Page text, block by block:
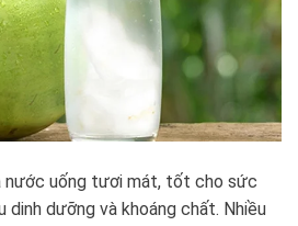
nước uống tươi mát, tốt cho sức
dinh dưỡng và khoáng chất. Nhiều